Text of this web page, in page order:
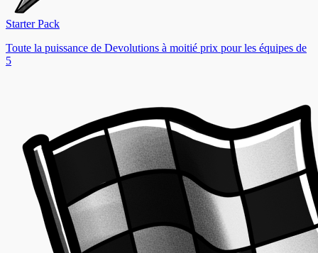
Starter Pack
Toute la puissance de Devolutions à moitié prix pour les équipes de
5